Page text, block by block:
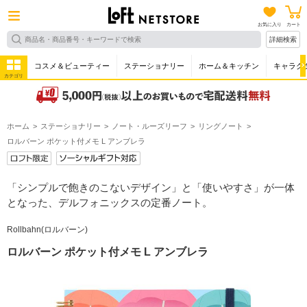
お気に入り カート
詳細検索
カテゴリ
コスメ＆ビューティー ステーショナリー ホーム＆キッチン キャラク
ホーム ステーショナリー ノート・ルーズリーフ
リングノート
ロルバーン ポケット付メモ L アンブレラ
「シンプルで飽きのこないデザイン」と「使いやすさ」が一体
となった、デルフォニックスの定番ノート。
Rollbahn(ロルバーン)
ロルバーン ポケット付メモ L アンブレラ